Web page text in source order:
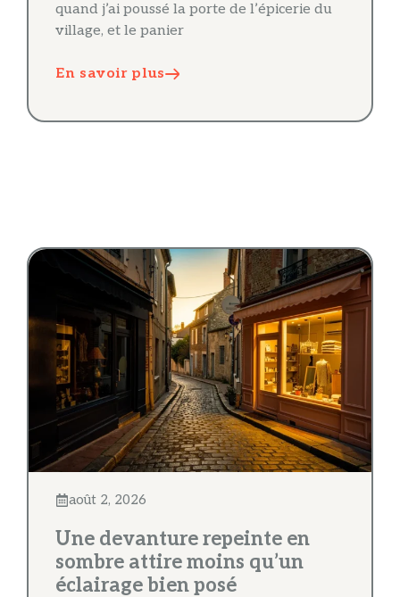
quand j’ai poussé la porte de l’épicerie du
village, et le panier
En savoir plus
août 2, 2026
Une devanture repeinte en
sombre attire moins qu’un
éclairage bien posé